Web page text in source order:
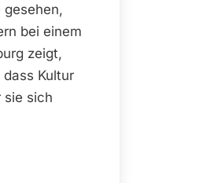
gesehen,
bei einem
zeigt,
Kultur
sie sich